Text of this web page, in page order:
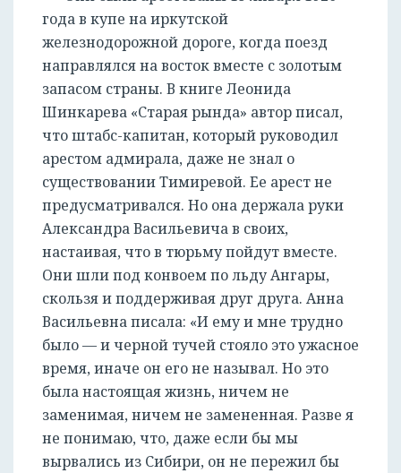
года в купе на иркутской
железнодорожной дороге, когда поезд
направлялся на восток вместе с золотым
запасом страны. В книге Леонида
Шинкарева «Старая рында» автор писал,
что штабс-капитан, который руководил
арестом адмирала, даже не знал о
существовании Тимиревой. Ее арест не
предусматривался. Но она держала руки
Александра Васильевича в своих,
настаивая, что в тюрьму пойдут вместе.
Они шли под конвоем по льду Ангары,
скользя и поддерживая друг друга. Анна
Васильевна писала: «И ему и мне трудно
было — и черной тучей стояло это ужасное
время, иначе он его не называл. Но это
была настоящая жизнь, ничем не
заменимая, ничем не замененная. Разве я
не понимаю, что, даже если бы мы
вырвались из Сибири, он не пережил бы